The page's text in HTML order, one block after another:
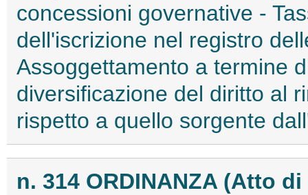
concessioni governative -
dell'iscrizione nel registro
Assoggettamento a termine
diversificazione del diritto al
rispetto a quello sorgente
n. 314 ORDINANZA (Atto